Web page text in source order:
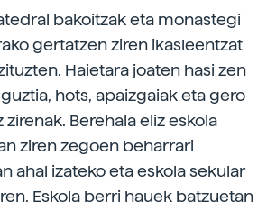
bakoitzak eta monastegi
gertatzen ziren ikasleentzat
Haietara joaten hasi zen
hots, apaizgaiak eta gero
zirenak. Berehala eliz eskola
ziren zegoen beharrari
ahal izateko eta eskola sekular
Eskola berri hauek batzuetan